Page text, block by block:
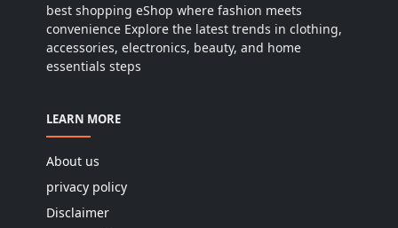
best shopping eShop where fashion meets
convenience Explore the latest trends in clothing,
accessories, electronics, beauty, and home
essentials steps
LEARN MORE
About us
privacy policy
Disclaimer